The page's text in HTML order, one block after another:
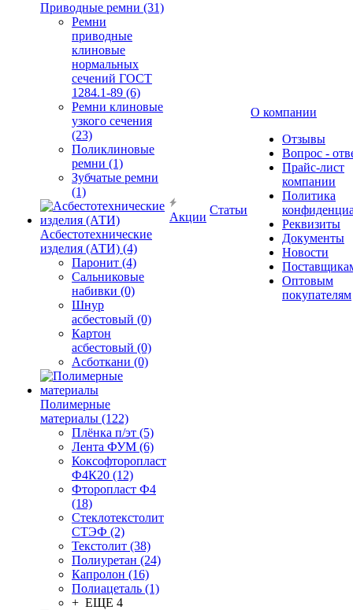
Приводные ремни (31)
Ремни
приводные
клиновые
нормальных
сечений ГОСТ
1284.1-89 (6)
Ремни клиновые
узкого сечения
(23)
Поликлиновые
ремни (1)
Зубчатые ремни
(1)
Асбестотехнические
изделия (АТИ) (4)
Паронит (4)
Сальниковые
набивки (0)
Шнур
асбестовый (0)
Картон
асбестовый (0)
Асботкани (0)
Полимерные
материалы (122)
Плёнка п/эт (5)
Лента ФУМ (6)
Коксофторопласт
Ф4К20 (12)
Фторопласт Ф4
(18)
Стеклотекстолит
СТЭФ (2)
Текстолит (38)
Полиуретан (24)
Капролон (16)
Полиацеталь (1)
+ ЕЩЕ 4
Акции
Статьи
О компании
Отзывы
Вопрос -
Прайс-лист
компании
Политика
Реквизиты
Документы
Новости
Оптовым
покупателям